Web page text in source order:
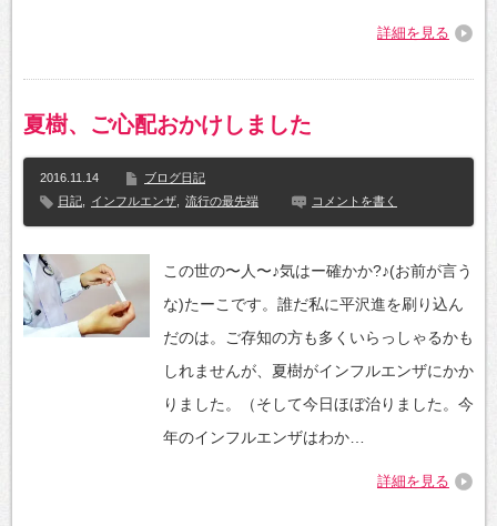
詳細を見る
夏樹、ご心配おかけしました
2016.11.14
ブログ日記
日記
インフルエンザ 流行の最先端 コメントを書く
この世の〜人〜♪気はー確かか?♪(お前が言う
な)たーこです。誰だ私に平沢進を刷り込ん
だのは。ご存知の方も多くいらっしゃるかも
しれませんが、夏樹がインフルエンザにかか
りました。（そして今日ほぼ治りました。今
年のインフルエンザはわか…
詳細を見る